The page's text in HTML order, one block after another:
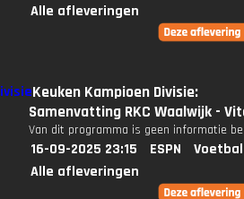
Alle afleveringen
Keuken Kampioen Divisie:
Samenvatting RKC Waalwijk -
Van dit programma is geen informatie
16-09-2025 23:15 ESPN
Alle afleveringen